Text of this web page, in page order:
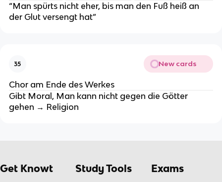
“Man spürts nicht eher, bis man den Fuß heiß an
der Glut versengt hat”
35 New cards
Chor am Ende des Werkes
Gibt Moral, Man kann nicht gegen die Götter
gehen → Religion
Get Knowt Study Tools Exams